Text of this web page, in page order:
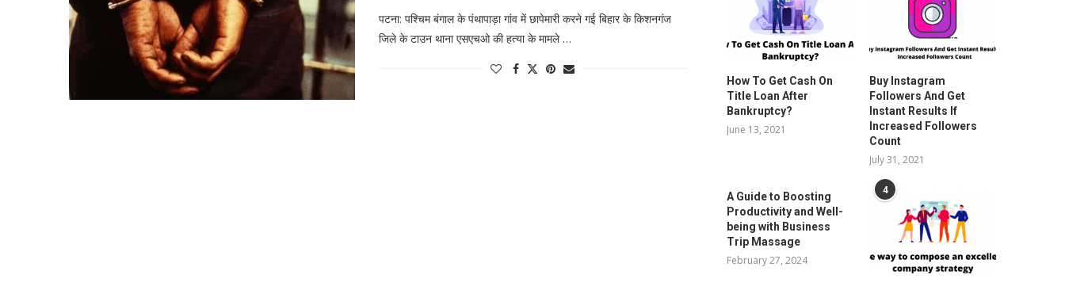
पटना: पश्चिम बंगाल के पंथापाड़ा गांव में छापेमारी करने गई बिहार के किशनगंज
जिले के टाउन थाना एसएचओ की हत्या के मामले …
How To Get Cash On
Title Loan After
Bankruptcy?
June 13, 2021
Buy Instagram
Followers And Get
Instant Results If
Increased Followers
Count
July 31, 2021
A Guide to Boosting
Productivity and Well-
being with Business
Trip Massage
February 27, 2024
4